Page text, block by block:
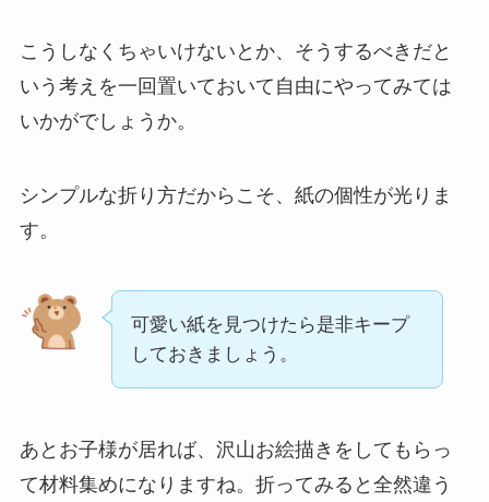
こうしなくちゃいけないとか、そうするべきだと
いう考えを一回置いておいて自由にやってみては
いかがでしょうか。
シンプルな折り方だからこそ、紙の個性が光りま
す。
可愛い紙を見つけたら是非キープ
しておきましょう。
あとお子様が居れば、沢山お絵描きをしてもらっ
て材料集めになりますね。折ってみると全然違う